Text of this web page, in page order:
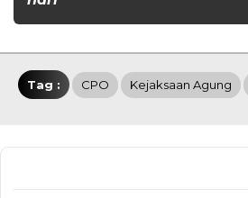
Tag : CPO Kejaksaan Agung